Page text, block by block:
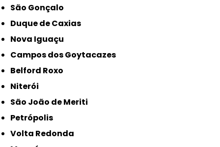
São Gonçalo
Duque de Caxias
Nova Iguaçu
Campos dos Goytacazes
Belford Roxo
Niterói
São João de Meriti
Petrópolis
Volta Redonda